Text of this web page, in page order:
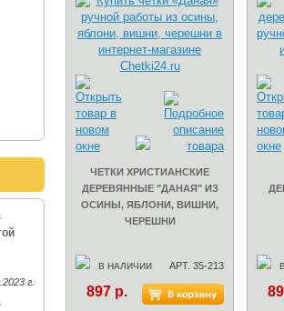
г.
ЧЕТКИ ХРИСТИАНСКИЕ
ДЕРЕВЯННЫЕ "ДАНАЯ" ИЗ
ОСИНЫ, ЯБЛОНИ, ВИШНИ,
ЧЕРЕШНИ
В НАЛИЧИИ АРТ. 35-213
897 р.